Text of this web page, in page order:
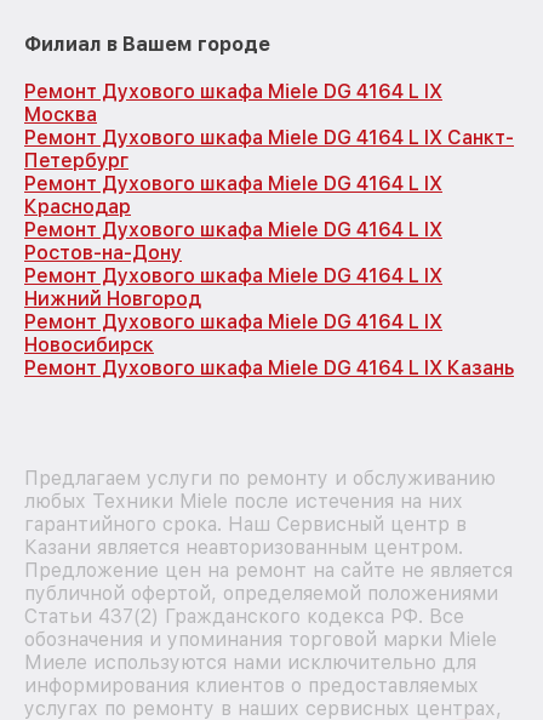
Филиал в Вашем городе
Ремонт Духового шкафа Miele DG 4164 L IX
Москва
Ремонт Духового шкафа Miele DG 4164 L IX Санкт-
Петербург
Ремонт Духового шкафа Miele DG 4164 L IX
Краснодар
Ремонт Духового шкафа Miele DG 4164 L IX
Ростов-на-Дону
Ремонт Духового шкафа Miele DG 4164 L IX
Нижний Новгород
Ремонт Духового шкафа Miele DG 4164 L IX
Новосибирск
Ремонт Духового шкафа Miele DG 4164 L IX Казань
Предлагаем услуги по ремонту и обслуживанию
любых Техники Miele после истечения на них
гарантийного срока. Наш Сервисный центр в
Казани является неавторизованным центром.
Предложение цен на ремонт на сайте не является
публичной офертой, определяемой положениями
Статьи 437(2) Гражданского кодекса РФ. Все
обозначения и упоминания торговой марки Miele
Миеле используются нами исключительно для
информирования клиентов о предоставляемых
услугах по ремонту в наших сервисных центрах,